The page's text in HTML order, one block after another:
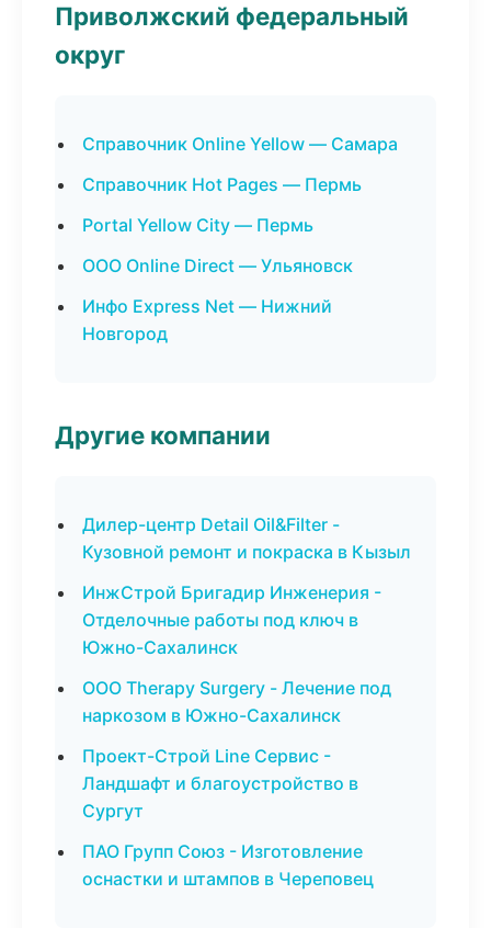
Приволжский федеральный
округ
Справочник Online Yellow — Самара
Справочник Hot Pages — Пермь
Portal Yellow City — Пермь
ООО Online Direct — Ульяновск
Инфо Express Net — Нижний
Новгород
Другие компании
Дилер-центр Detail Oil&Filter -
Кузовной ремонт и покраска в Кызыл
ИнжСтрой Бригадир Инженерия -
Отделочные работы под ключ в
Южно-Сахалинск
ООО Therapy Surgery - Лечение под
наркозом в Южно-Сахалинск
Проект-Строй Line Сервис -
Ландшафт и благоустройство в
Сургут
ПАО Групп Союз - Изготовление
оснастки и штампов в Череповец